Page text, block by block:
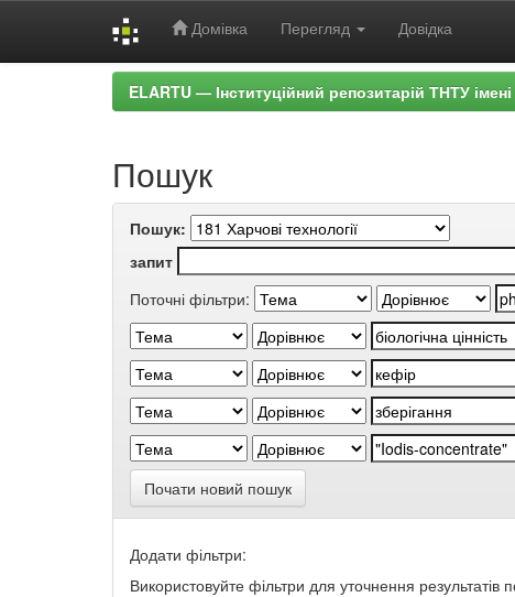
Домівка Перегляд Довідка
ELARTU — Інституційний репозитарій ТНТУ
Пошук
Пошук:
запит
Поточні фільтри:
Почати новий пошук
Додати фільтри:
Використовуйте фільтри для уточнення результатів